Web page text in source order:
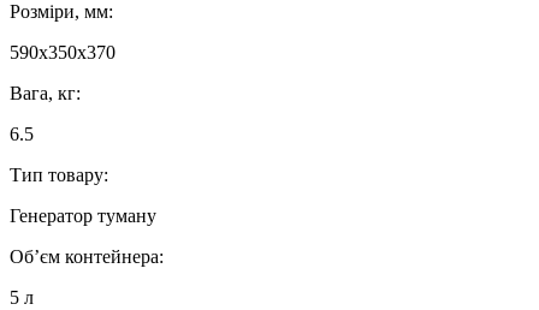
Розміри, мм:
590x350x370
Вага, кг:
6.5
Тип товару:
Генератор туману
Об’єм контейнера:
5 л